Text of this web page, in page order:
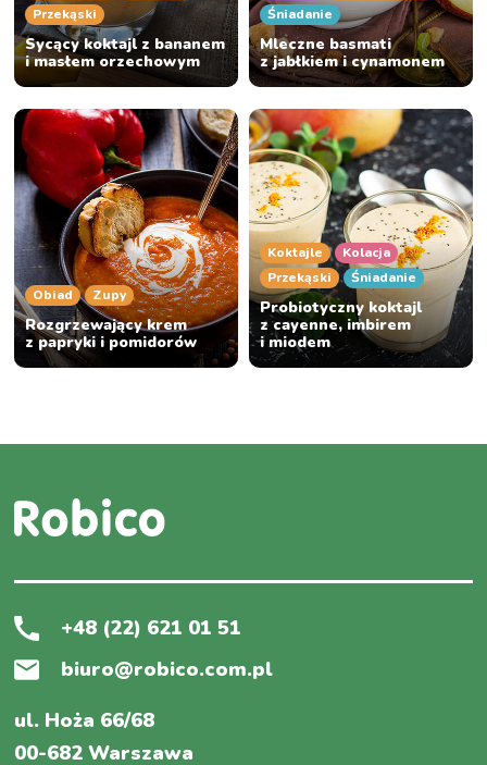
Przekąski
Sycący koktajl z bananem
i masłem orzechowym
Śniadanie
Mleczne basmati
z jabłkiem i cynamonem
Obiad Zupy
Rozgrzewający krem
z papryki i pomidorów
Koktajle
Kolacja
Przekąski
Śniadanie
Probiotyczny koktajl
z cayenne, imbirem
i miodem
+48 (22) 621 01 51
biuro@robico.com.pl
ul. Hoża 66/68
00-682 Warszawa